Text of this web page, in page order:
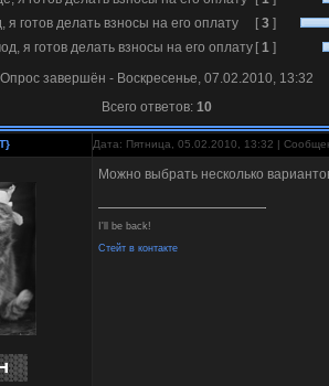
готов делать взносы на его оплату [ 3 ]
я готов делать взносы на его оплату [ 1 ]
Опрос завершён - Воскресенье, 07.02.2010, 13:32
Всего ответов: 10
Дата: Пятница, 05.02.2010, 13:32 |
Можно выбрать несколько
I'll be back!
Стейт в контакте